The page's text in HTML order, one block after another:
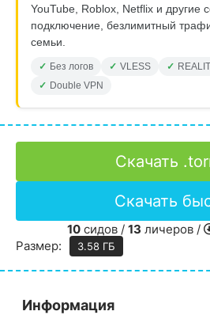
YouTube, Roblox, Netflix и другие
подключение, безлимитный
семьи.
Без логов VLESS
Double VPN
Скачать
Скачать
10сидов / 13 личеров /
Размер:
3.58 ГБ
Информация